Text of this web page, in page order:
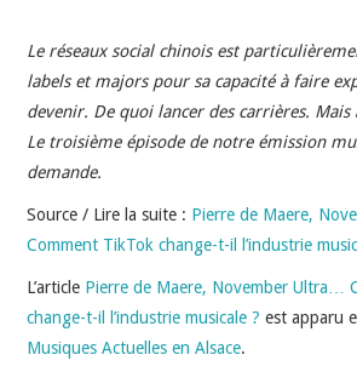
Le réseaux social chinois est
labels et majors pour sa capacité à faire
devenir. De quoi lancer des carrières. Mais
Le troisième épisode de notre émission
demande.
Source / Lire la suite : Pierre de Maere,
Comment TikTok change-t-il l’industrie
L’article Pierre de Maere, November Ultra…
change-t-il l’industrie musicale ? est apparu
Musiques Actuelles en Alsace.